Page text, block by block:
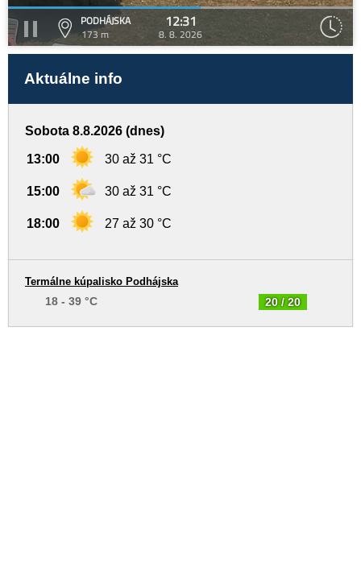
PODHÁJSKA
173 m
12:31
8. 8. 2026
Aktuálne info
Sobota 8.8.2026 (dnes)
13:00 30 až 31 °C
15:00 30 až 31 °C
18:00 27 až 30 °C
20 / 20
Termálne kúpalisko Podhájska
18 - 39 °C